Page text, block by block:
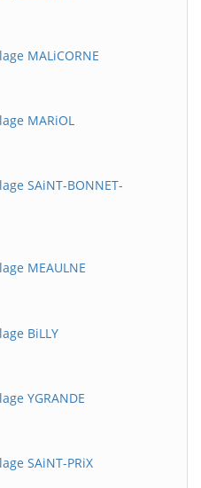
MALiCORNE
MARiOL
SAiNT-BONNET-
MEAULNE
BiLLY
YGRANDE
SAiNT-PRiX